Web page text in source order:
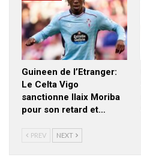
Guineen de l’Etranger:
Le Celta Vigo
sanctionne Ilaix Moriba
pour son retard et…
PREV NEXT